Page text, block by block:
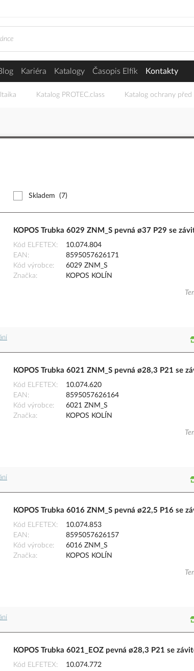
Kariéra Katalogy Časopis Elfík Kontakty
Katalog PROTEC.class Katalog ochrany před
Skladem (7)
KOPOS Trubka 6029 ZNM_S pevná ø37 P29 se
Kód ELFETEX
10.074.804
EAN
8595057626171
Kód výrobce
6029 ZNM_S
Značka
KOPOS KOLÍN
KOPOS Trubka 6021 ZNM_S pevná ø28,3 P21 se
Kód ELFETEX
10.074.620
EAN
8595057626164
Kód výrobce
6021 ZNM_S
Značka
KOPOS KOLÍN
KOPOS Trubka 6016 ZNM_S pevná ø22,5 P16 se
Kód ELFETEX
10.074.853
EAN
8595057626157
Kód výrobce
6016 ZNM_S
Značka
KOPOS KOLÍN
KOPOS Trubka 6021_EOZ pevná ø28,3 P21 se
Kód ELFETEX
10.074.772